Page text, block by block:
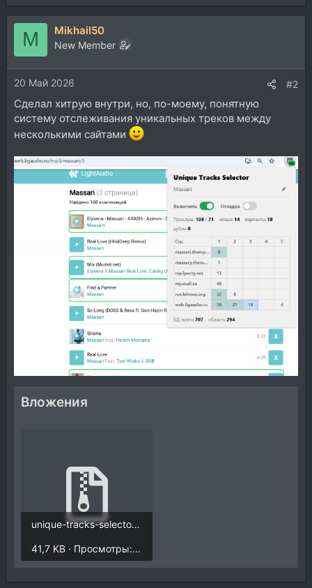
M Mikhail50
New Member
20 Май 2026 #2
Сделал хитрую внутри, но, по-моему, понятную
систему отслеживания уникальных треков между
несколькими сайтами
Вложения
unique-tracks-selector.zip
41,7 KB · Просмотры: 29